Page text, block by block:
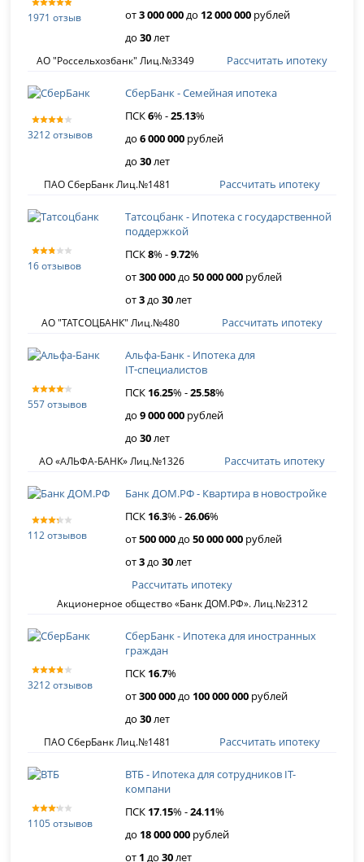
1971 отзыв
от3 000 000до 12 000 000 рублей
до30лет
АО "Россельхозбанк" Лиц.№3349 Рассчитать ипотеку
3212 отзывов
СберБанк - Семейная ипотека
ПСК6% -25.13%
до6 000 000 рублей
до30лет
ПАО СберБанк Лиц.№1481 Рассчитать ипотеку
16 отзывов
Татсоцбанк - Ипотека с государственной
поддержкой
ПСК8% -9.72%
от300 000до50 000 000 рублей
от3до30лет
АО "ТАТСОЦБАНК" Лиц.№480 Рассчитать ипотеку
557 отзывов
Альфа-Банк - Ипотека для
IT‑специалистов
ПСК 16.25% -25.58%
до9 000 000 рублей
до30лет
АО «АЛЬФА-БАНК» Лиц.№1326 Рассчитать ипотеку
112 отзывов
Банк ДОМ.РФ - Квартира в новостройке
ПСК 16.3% -26.06%
от500 000до50 000 000 рублей
от3до30лет
Акционерное общество «Банк ДОМ.РФ». Лиц.№2312
Рассчитать ипотеку
3212 отзывов
СберБанк - Ипотека для иностранных
граждан
ПСК 16.7%
от300 000до 100 000 000 рублей
до30лет
ПАО СберБанк Лиц.№1481 Рассчитать ипотеку
1105 отзывов
ВТБ - Ипотека для сотрудников IT-
компани
ПСК 17.15% -24.11%
до 18 000 000 рублей
от 1 до30лет